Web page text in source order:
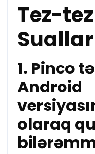
Tez-
1. Pinco
Android
olaraq